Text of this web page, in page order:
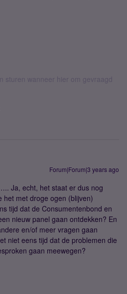
sturen wanneer hier om gevraagd
Forum|Forum|3 years ago
Ja, echt, het staat er dus nog
het met droge ogen (blijven)
tijd dat de Consumentenbond en
nieuw panel gaan ontdekken? En
en/of meer vragen gaan
niet eens tijd dat de problemen die
gaan meewegen?